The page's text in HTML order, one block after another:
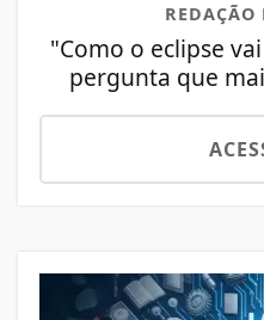
"Como o eclipse
pergunta que